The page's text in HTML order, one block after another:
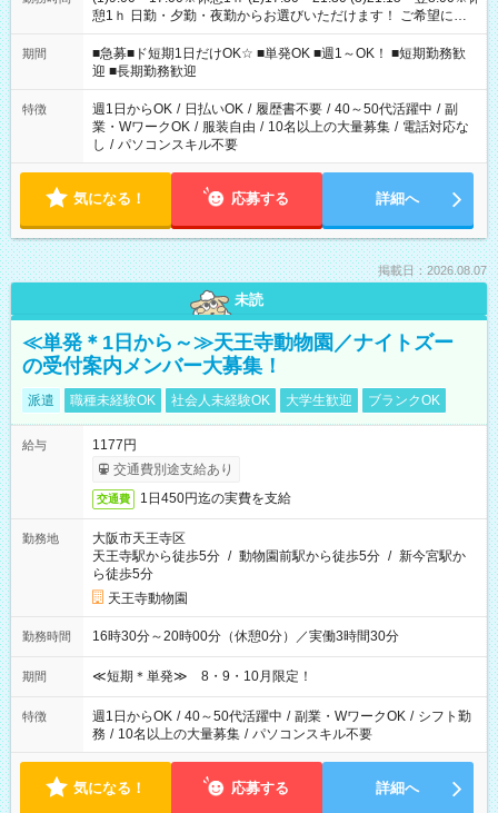
憩1ｈ 日勤・夕勤・夜勤からお選びいただけます！ ご希望に合
わせて働けるお仕事です(*^^*) 【その他選べる勤務時間】 8-17
時/9-17時/9-18時/10-18時/11-21時/18-22時/20-翌4時/21-翌5
時/22-翌6時/0-翌8時 ご自身のご都合で選んで頂ける完全自由シ
フト！
期間
■急募■ド短期1日だけOK☆ ■単発OK ■週1～OK！ ■短期勤務歓
迎 ■長期勤務歓迎
特徴 週1日からOK / 日払いOK / 履歴書不要 / 40～50代活躍中 / 副
業・WワークOK / 服装自由 / 10名以上の大量募集 / 電話対応な
し / パソコンスキル不要
気になる！ 応募する 詳細へ
掲載日：2026.08.07
未読
≪単発＊1日から～≫天王寺動物園／ナイトズー
の受付案内メンバー大募集！
派遣 職種未経験OK 社会人未経験OK 大学生歓迎 ブランクOK
給与
1177円
交通費別途支給あり
交通費 1日450円迄の実費を支給
勤務地
大阪市天王寺区
天王寺駅から徒歩5分 / 動物園前駅から徒歩5分 / 新今宮駅か
ら徒歩5分
天王寺動物園
勤務時間 16時30分～20時00分（休憩0分）／実働3時間30分
期間 ≪短期＊単発≫ 8・9・10月限定！
特徴 週1日からOK / 40～50代活躍中 / 副業・WワークOK / シフト勤
務 / 10名以上の大量募集 / パソコンスキル不要
気になる！ 応募する 詳細へ